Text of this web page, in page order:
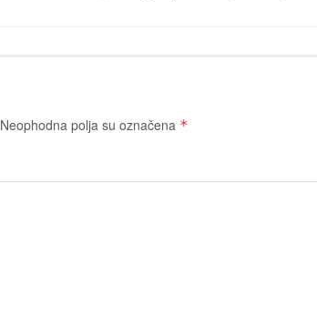
Neophodna polja su označena *